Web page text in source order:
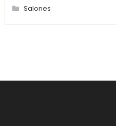
Salones